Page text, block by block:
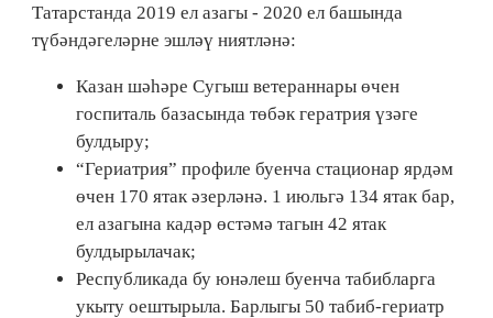
Татарстанда 2019 ел азагы - 2020 ел башында
түбәндәгеләрне эшләү ниятләнә:
Казан шәһәре Сугыш ветераннары өчен
госпиталь базасында төбәк гератрия үзәге
булдыру;
“Гериатрия” профиле буенча стационар ярдәм
өчен 170 ятак әзерләнә. 1 июльгә 134 ятак бар,
ел азагына кадәр өстәмә тагын 42 ятак
булдырылачак;
Республикада бу юнәлеш буенча табибларга
укыту оештырыла. Барлыгы 50 табиб-гериатр